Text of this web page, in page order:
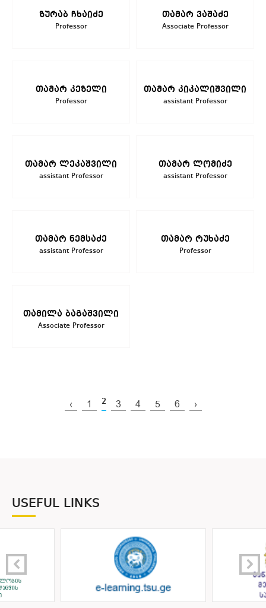
ზურაბ ჩხაიძე
Professor
თამარ ვაშაძე
Associate Professor
თამარ კეზელი
Professor
თამარ კიკალიშვილი
assistant Professor
თამარ ლეკაშვილი
assistant Professor
თამარ ლომიძე
assistant Professor
თამარ ნემსაძე
assistant Professor
თამარ რუხაძე
Professor
თამილა ბაგაშვილი
Associate Professor
‹ 1 2 3 4 5 6 ›
USEFUL LINKS